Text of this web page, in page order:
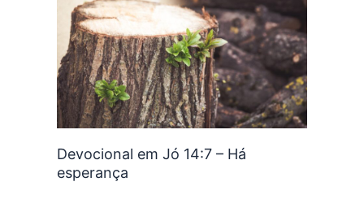
Devocional em Jó 14:7 – Há
esperança